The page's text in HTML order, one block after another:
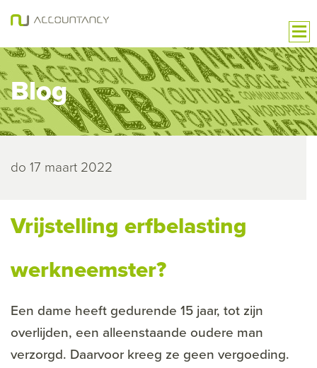
Blog
do 17 maart 2022
Vrijstelling erfbelasting
werkneemster?
Een dame heeft gedurende 15 jaar, tot zijn
overlijden, een alleenstaande oudere man
verzorgd. Daarvoor kreeg ze geen vergoeding.